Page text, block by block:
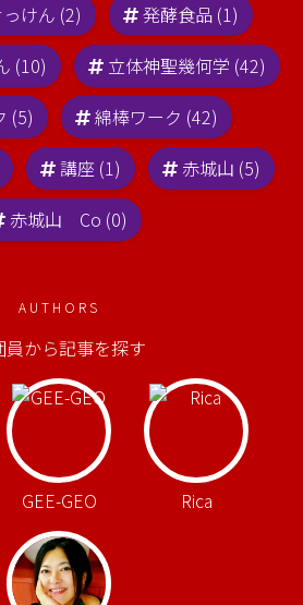
けん (2)
発酵食品 (1)
(10)
立体神聖幾何学 (42)
(5)
綿棒ワーク (42)
講座 (1)
赤城山 (5)
赤城山 Co (0)
AUTHORS
員から記事を探す
GEE-GEO Rica